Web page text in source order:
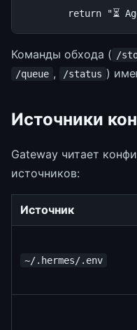
return
"⏳
Команды обхода ( /
/queue , /status )
Источники
Gateway читает
источников:
Источник
~/.hermes/.env